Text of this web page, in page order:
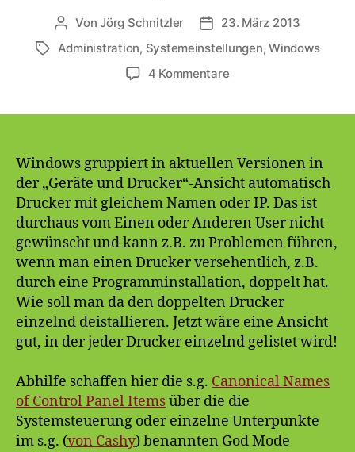
Beitragsautor
VonJörg Schnitzler Veröffentlichungsdatum
23. März 2013
Schlagwörter
Administration, Systemeinstellungen,Windows
4 Kommentarezu
Windows gruppiert in aktuellen Versionen in
der „Geräte und Drucker“-Ansicht automatisch
Drucker mit gleichem Namen oder IP. Das ist
durchaus vom Einen oder Anderen User nicht
gewünscht und kann z.B. zu Problemen führen,
wenn man einen Drucker versehentlich, z.B.
durch eine Programminstallation, doppelt hat.
Wie soll man da den doppelten Drucker
einzelnd deistallieren. Jetzt wäre eine Ansicht
gut, in der jeder Drucker einzelnd gelistet wird!
Abhilfe schaffen hier die s.g. Canonical Names
of Control Panel Itemsüber die die
Systemsteuerung oder einzelne Unterpunkte
im s.g. (von Cashy) benannten God Mode